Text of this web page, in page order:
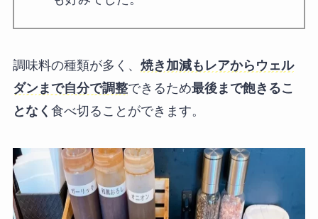
調味料の種類が多く、 焼き加減もレアからウェル
ダンまで自分で調整できるため最後まで飽きるこ
となく 食べ切ることができます。